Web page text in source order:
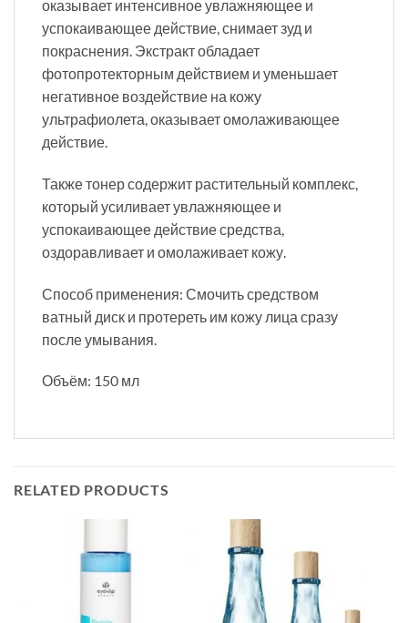
оказывает интенсивное увлажняющее и
успокаивающее действие, снимает зуд и
покраснения. Экстракт обладает
фотопротекторным действием и уменьшает
негативное воздействие на кожу
ультрафиолета, оказывает омолаживающее
действие.
Также тонер содержит растительный комплекс,
который усиливает увлажняющее и
успокаивающее действие средства,
оздоравливает и омолаживает кожу.
Способ применения: Смочить средством
ватный диск и протереть им кожу лица сразу
после умывания.
Объём: 150 мл
RELATED PRODUCTS